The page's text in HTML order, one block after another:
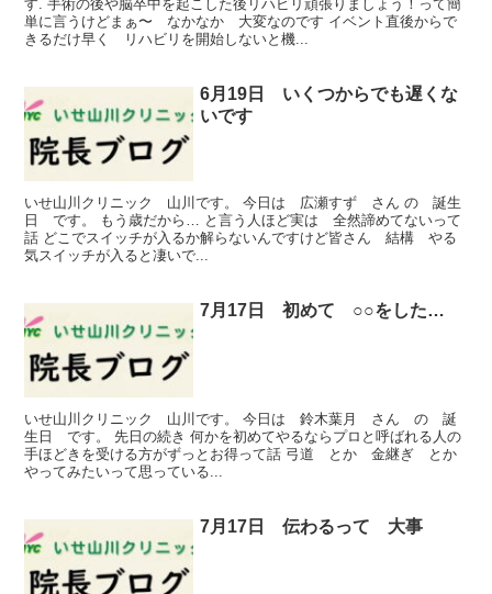
す. 手術の後や脳卒中を起こした後リハビリ頑張りましょう！って簡
単に言うけどまぁ〜 なかなか 大変なのです イベント直後からで
きるだけ早く リハビリを開始しないと機...
6月19日 いくつからでも遅くな
いです
いせ山川クリニック 山川です。 今日は 広瀬すず さん の 誕生
日 です。 もう歳だから… と言う人ほど実は 全然諦めてないって
話 どこでスイッチが入るか解らないんですけど皆さん 結構 やる
気スイッチが入ると凄いで...
7月17日 初めて ○○をした…
いせ山川クリニック 山川です。 今日は 鈴木葉月 さん の 誕
生日 です。 先日の続き 何かを初めてやるならプロと呼ばれる人の
手ほどきを受ける方がずっとお得って話 弓道 とか 金継ぎ とか
やってみたいって思っている...
7月17日 伝わるって 大事